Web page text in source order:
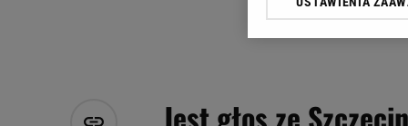
Jest głos ze
Klikając „Akceptuję”
Zaufanych Partnerów i
My, nasi Zaufani